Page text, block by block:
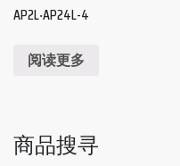
AP2L‧AP24L-4
阅读更多
商品搜寻